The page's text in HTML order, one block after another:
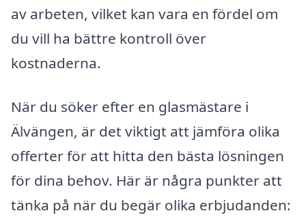
av arbeten, vilket kan vara en fördel om
du vill ha bättre kontroll över
kostnaderna.
När du söker efter en glasmästare i
Älvängen, är det viktigt att jämföra olika
offerter för att hitta den bästa lösningen
för dina behov. Här är några punkter att
tänka på när du begär olika erbjudanden: